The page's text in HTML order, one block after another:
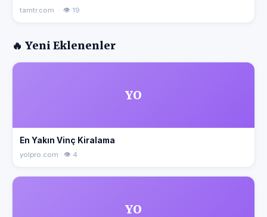
tamtr.com · 👁 19
🔥 Yeni Eklenenler
YO
En Yakın Vinç Kiralama
yolpro.com · 👁 4
YO